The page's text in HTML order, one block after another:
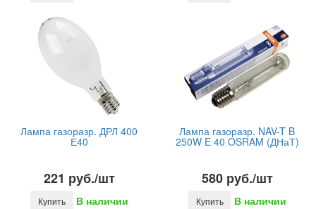
Лампа газоразр. ДРЛ 400
Е40
221 руб./шт
Купить В наличии
Лампа газоразр. NAV-T B
250W E 40 OSRAM (ДНаТ)
580 руб./шт
Купить В наличии